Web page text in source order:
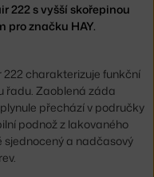
222 s vyšší skořepinou
pro značku HAY.
charakterizuje funkční
řadu. Zaoblená záda
přechází v područky
podnož z lakovaného
sjednocený a nadčasový